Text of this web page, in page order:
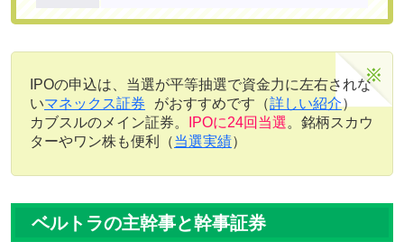
IPOの申込は、当選が平等抽選で資金力に左右されな
いマネックス証券 がおすすめです（詳しい紹介）
カブスルのメイン証券。
IPOに24回当選。銘柄スカウ
ターやワン株も便利（当選実績）
ベルトラの主幹事と幹事証券